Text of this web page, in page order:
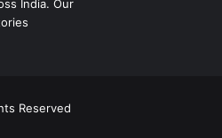
India. Our
Reserved